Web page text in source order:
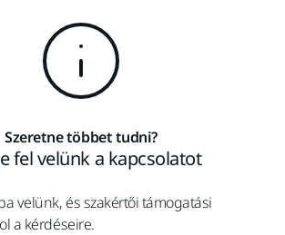
Szeretne többet tudni?
fel velünk a kapcsolatot
velünk, és szakértői támogatási
a kérdéseire.